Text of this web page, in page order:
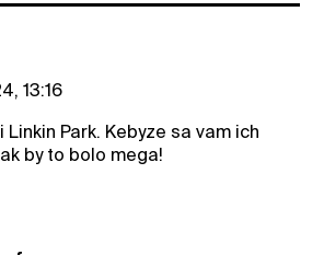
13:16
Linkin Park. Kebyze sa vam ich
by to bolo mega!